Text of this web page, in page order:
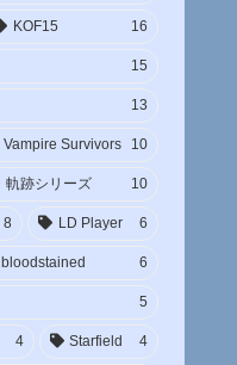
KOF15 16
15
13
Vampire Survivors 10
軌跡シリーズ 10
8 LD Player 6
bloodstained 6
5
4 Starfield 4